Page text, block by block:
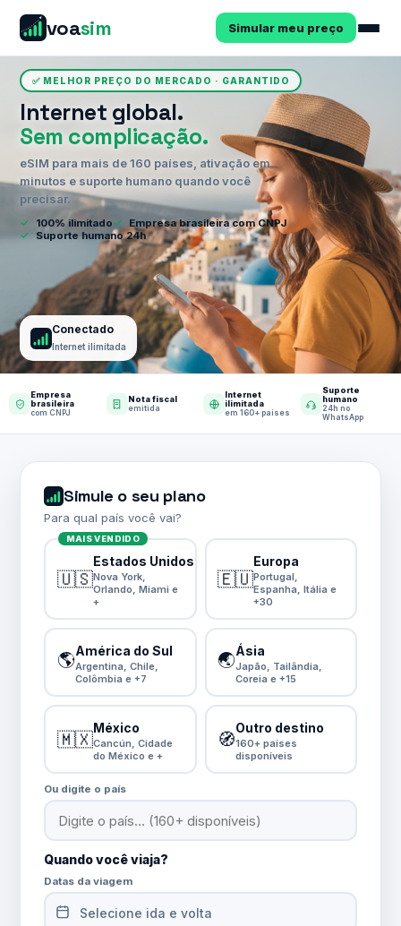
voasim Simular meu preço
✅ MELHOR PREÇO DO MERCADO · GARANTIDO
Internet global.
Sem complicação.
eSIM para mais de 160 países, ativação em
minutos e suporte humano quando você
precisar.
✓ 100% ilimitado✓
Empresa brasileira com CNPJ
✓
Suporte humano 24h
Conectado
Internet ilimitada
Empresa
brasileira
com CNPJ
Nota fiscal
emitida
Internet
ilimitada
em 160+ países
Suporte
humano
24h no
WhatsApp
Simule o seu plano
Para qual país você vai?
MAIS VENDIDO
🇺🇸
Estados Unidos
Nova York,
Orlando, Miami e
+
🇪🇺
Europa
Portugal,
Espanha, Itália e
+30
🌎América do Sul
Argentina, Chile,
Colômbia e +7
🌏Ásia
Japão, Tailândia,
Coreia e +15
🇲🇽
México
Cancún, Cidade
do México e +
🧭
Outro destino
160+ países
disponíveis
Ou digite o país
Quando você viaja?
Datas da viagem
Selecione ida e volta